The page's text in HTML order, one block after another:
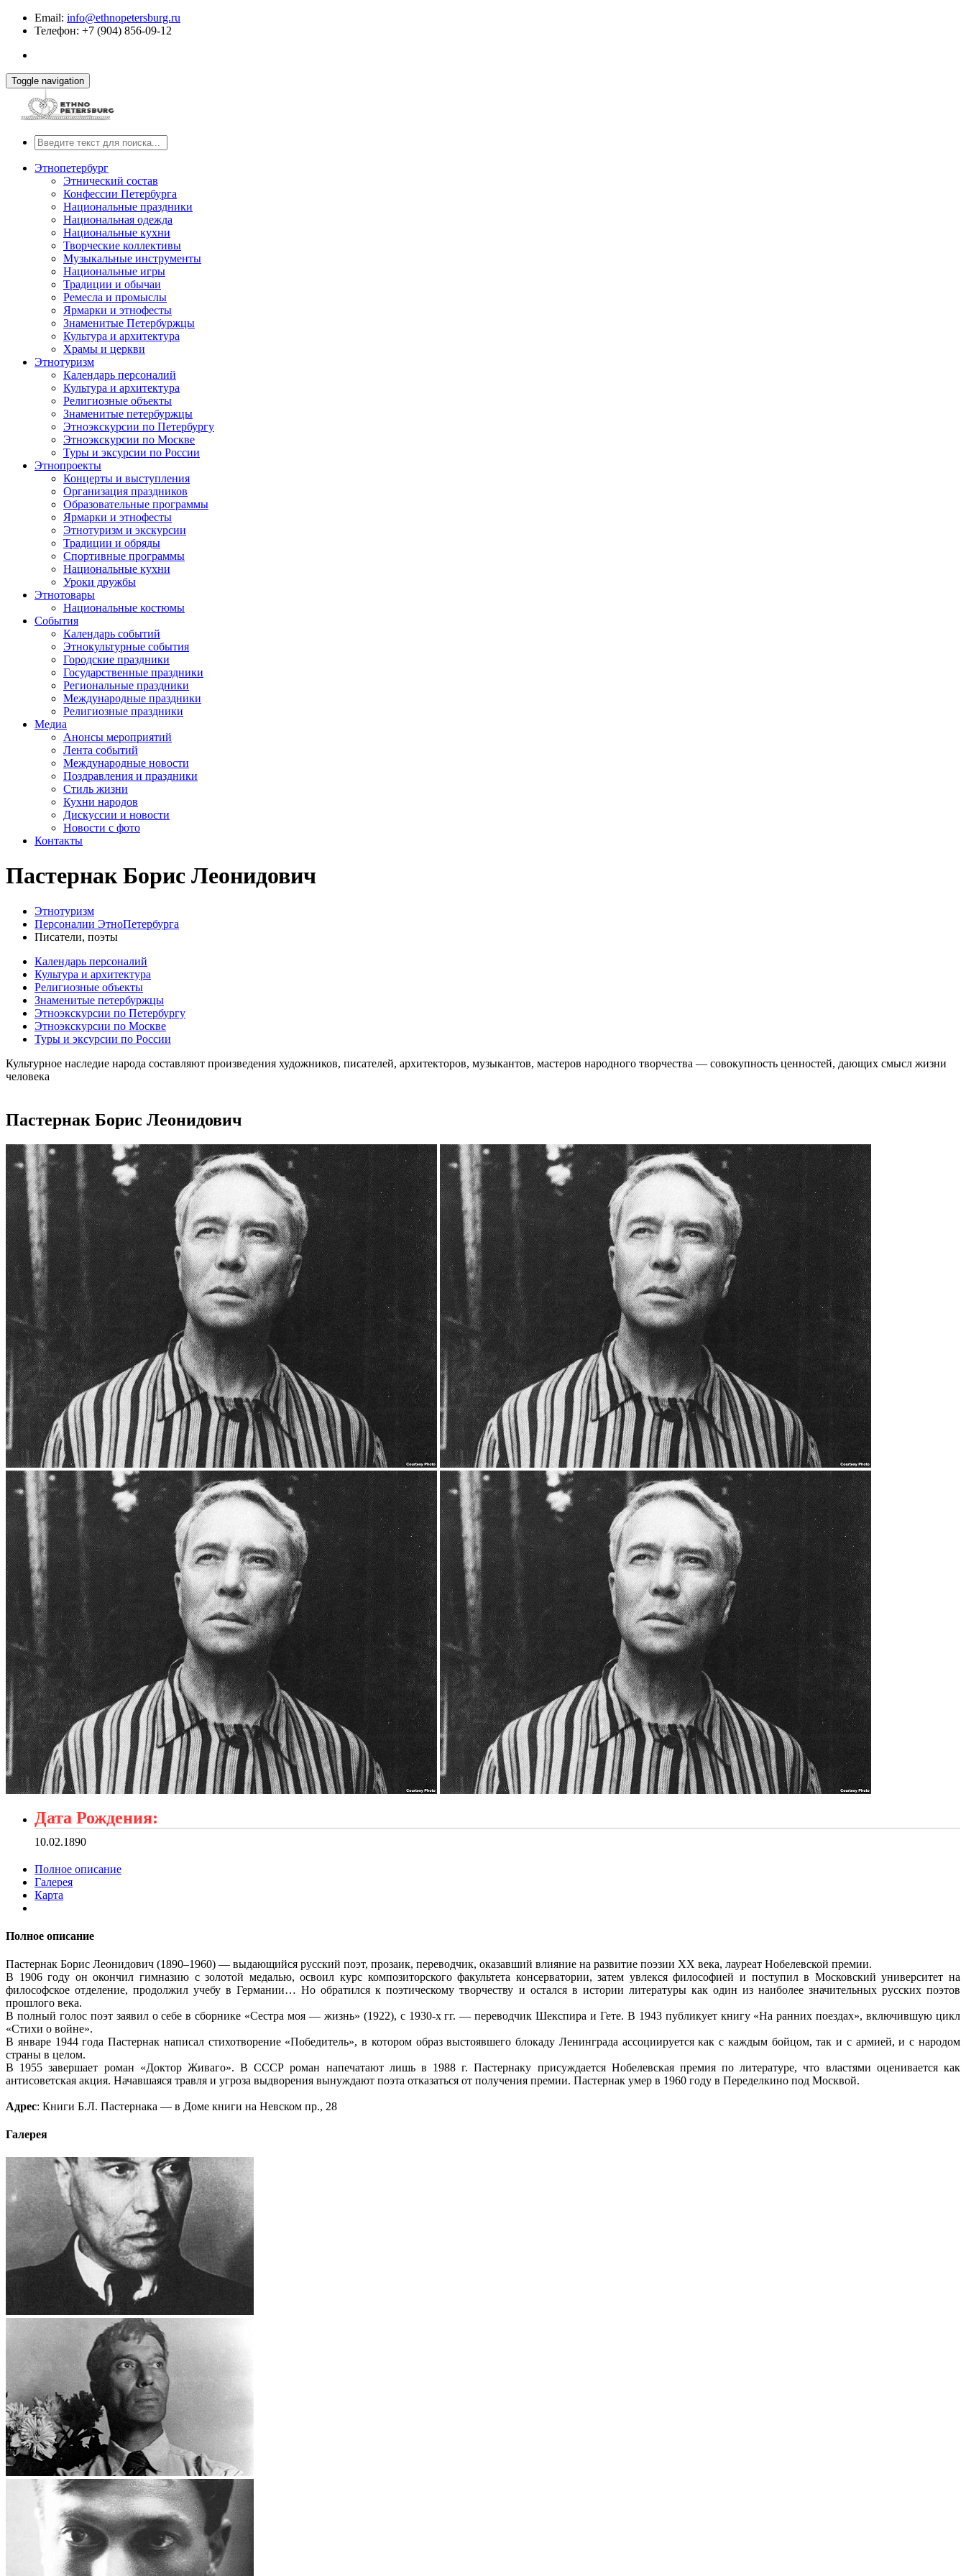
Email: info@ethnopetersburg.ru
Телефон: +7 (904) 856-09-12
Toggle navigation
Этнопетербург
Этнический состав
Конфессии Петербурга
Национальные праздники
Национальная одежда
Национальные кухни
Творческие коллективы
Музыкальные инструменты
Национальные игры
Традиции и обычаи
Ремесла и промыслы
Ярмарки и этнофесты
Знаменитые Петербуржцы
Культура и архитектура
Храмы и церкви
Этнотуризм
Календарь персоналий
Культура и архитектура
Религиозные объекты
Знаменитые петербуржцы
Этноэкскурсии по Петербургу
Этноэкскурсии по Москве
Туры и эксурсии по России
Этнопроекты
Концерты и выступления
Организация праздников
Образовательные программы
Ярмарки и этнофесты
Этнотуризм и экскурсии
Традиции и обряды
Спортивные программы
Национальные кухни
Уроки дружбы
Этнотовары
Национальные костюмы
События
Календарь событий
Этнокультурные события
Городские праздники
Государственные праздники
Региональные праздники
Международные праздники
Религиозные праздники
Медиа
Анонсы мероприятий
Лента событий
Международные новости
Поздравления и праздники
Cтиль жизни
Кухни народов
Дискуссии и новости
Новости с фото
Контакты
Пастернак Борис Леонидович
Этнотуризм
Персоналии ЭтноПетербурга
Писатели, поэты
Календарь персоналий
Культура и архитектура
Религиозные объекты
Знаменитые петербуржцы
Этноэкскурсии по Петербургу
Этноэкскурсии по Москве
Туры и эксурсии по России
Культурное наследие народа составляют произведения художников, писателей, архитекторов, музыкантов, мастеров народного творчества ― совокупность ценностей, дающих смысл жизни
человека
Пастернак Борис Леонидович
Дата Рождения:
10.02.1890
Полное описание
Галерея
Карта
Полное описание
Пастернак Борис Леонидович (1890–1960) — выдающийся русский поэт, прозаик, переводчик, оказавший влияние на развитие поэзии ХХ века, лауреат Нобелевской премии.
В 1906 году он окончил гимназию с золотой медалью, освоил курс композиторского факультета консерватории, затем увлекся философией и поступил в Московский университет на
философское отделение, продолжил учебу в Германии… Но обратился к поэтическому творчеству и остался в истории литературы как один из наиболее значительных русских поэтов
прошлого века.
В полный голос поэт заявил о себе в сборнике «Сестра моя — жизнь» (1922), с 1930-х гг. — переводчик Шекспира и Гете. В 1943 публикует книгу «На ранних поездах», включившую цикл
«Стихи о войне».
В январе 1944 года Пастернак написал стихотворение «Победитель», в котором образ выстоявшего блокаду Ленинграда ассоциируется как с каждым бойцом, так и с армией, и с народом
страны в целом.
В 1955 завершает роман «Доктор Живаго». В СССР роман напечатают лишь в 1988 г. Пастернаку присуждается Нобелевская премия по литературе, что властями оценивается как
антисоветская акция. Начавшаяся травля и угроза выдворения вынуждают поэта отказаться от получения премии. Пастернак умер в 1960 году в Переделкино под Москвой.
Адрес: Книги Б.Л. Пастернака — в Доме книги на Невском пр., 28
Галерея